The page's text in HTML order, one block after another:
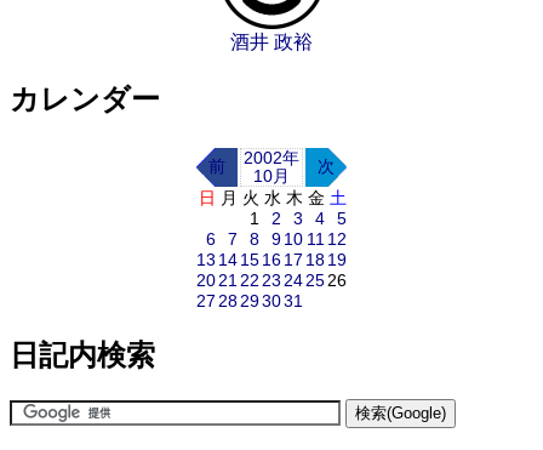
酒井 政裕
カレンダー
前
2002年
10月
次
日 月 火 水 木 金 土
1
2 3 4
5
6
7 8 910 11 12
13 14151617 1819
2021 22 23 242526
27 28293031
日記内検索